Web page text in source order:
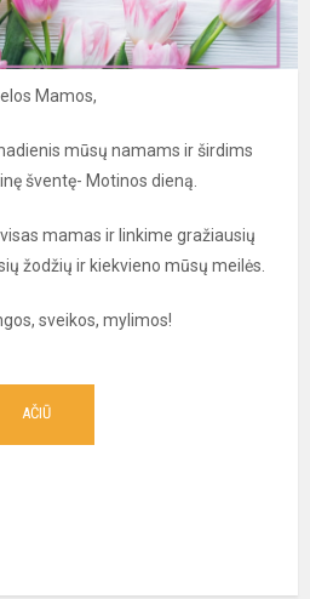
Mamos,
mūsų namams ir širdims
šventę- Motinos dieną.
mamas ir linkime gražiausių
žodžių ir kiekvieno mūsų meilės.
sveikos, mylimos!
AČIŪ